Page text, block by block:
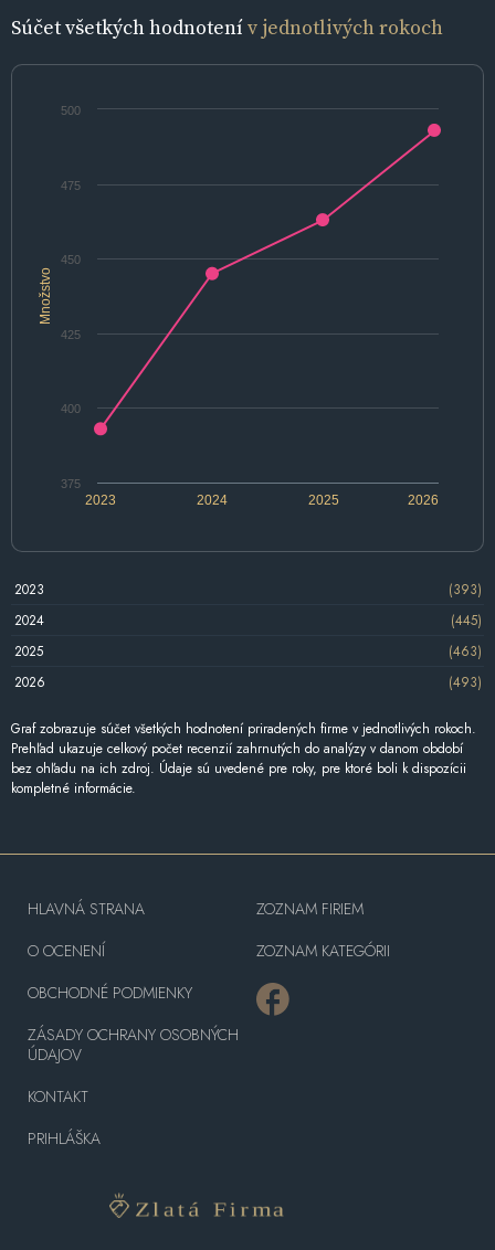
Súčet všetkých hodnotenív jednotlivých rokoch
Množstvo
2024 2026
2023 2025
375
400
425
450
475
500
2023
(393)
2024
(445)
2025
(463)
2026
(493)
Graf zobrazuje súčet všetkých hodnotení priradených firme v jednotlivých rokoch.
Prehľad ukazuje celkový počet recenzií zahrnutých do analýzy v danom období
bez ohľadu na ich zdroj. Údaje sú uvedené pre roky, pre ktoré boli k dispozícii
kompletné informácie.
HLAVNÁ STRANA
O OCENENÍ
OBCHODNÉ PODMIENKY
ZÁSADY OCHRANY OSOBNÝCH
ÚDAJOV
KONTAKT
PRIHLÁŠKA
ZOZNAM FIRIEM
ZOZNAM KATEGÓRII